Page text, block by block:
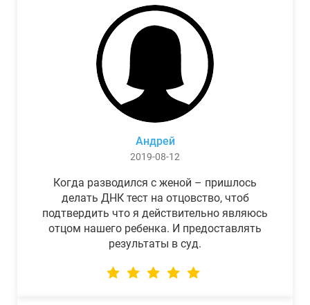
Андрей
2019-08-12
Когда разводился с женой – пришлось
делать ДНК тест на отцовство, чтоб
подтвердить что я действительно являюсь
отцом нашего ребенка. И предоставлять
результаты в суд.